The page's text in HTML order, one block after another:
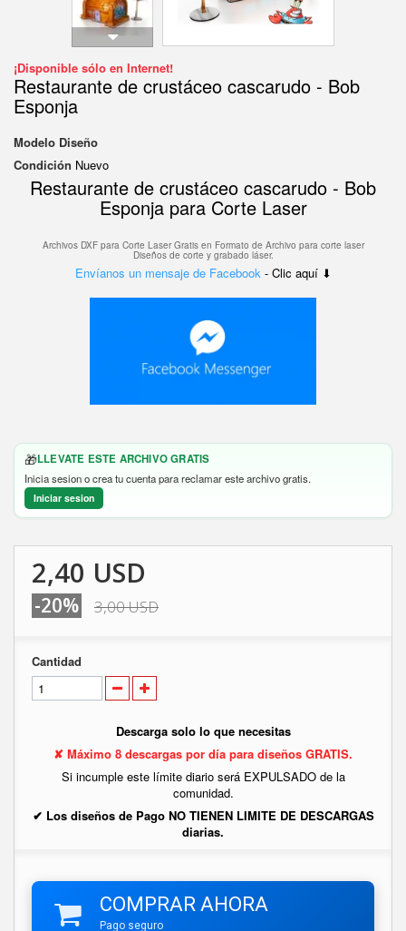
¡Disponible sólo en Internet!
Restaurante de crustáceo cascarudo - Bob
Esponja
Modelo Diseño
Condición Nuevo
Restaurante de crustáceo cascarudo - Bob
Esponja para Corte Laser
Archivos DXF para Corte Laser Gratis en Formato de Archivo para corte laser
Diseños de corte y grabado láser.
Envíanos un mensaje de Facebook - Clic aquí ⬇
🎁LLEVATE ESTE ARCHIVO GRATIS
Inicia sesion o crea tu cuenta para reclamar este archivo gratis.
Iniciar sesion
2,40 USD
-20% 3,00 USD
Cantidad
Descarga solo lo que necesitas
✘ Máximo 8 descargas por día para diseños GRATIS.
Si incumple este límite diario será EXPULSADO de la
comunidad.
✔ Los diseños de Pago NO TIENEN LIMITE DE DESCARGAS
diarias.
COMPRAR AHORA
Pago seguro